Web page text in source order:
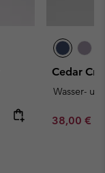
Cedar
Wasser-
Minimum
38,00 €